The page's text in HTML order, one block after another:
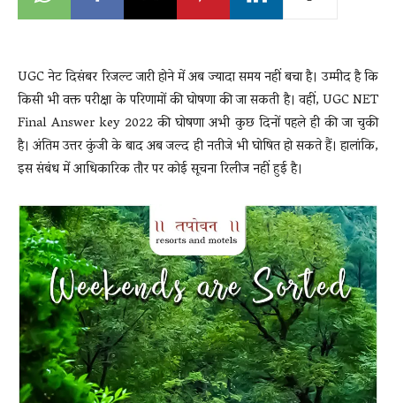
Breaking
LIVE
UGC नेट दिसंबर रिजल्ट जारी होने में अब ज्यादा समय नहीं बचा है। उम्मीद है कि
किसी भी वक्त परीक्षा के परिणामों की घोषणा की जा सकती है। वहीं, UGC NET
Final Answer key 2022 की घोषणा अभी कुछ दिनों पहले ही की जा चुकी
है। अंतिम उत्तर कुंजी के बाद अब जल्द ही नतीजे भी घोषित हो सकते हैं। हालांकि,
इस संबंध में आधिकारिक तौर पर कोई सूचना रिलीज नहीं हुई है।